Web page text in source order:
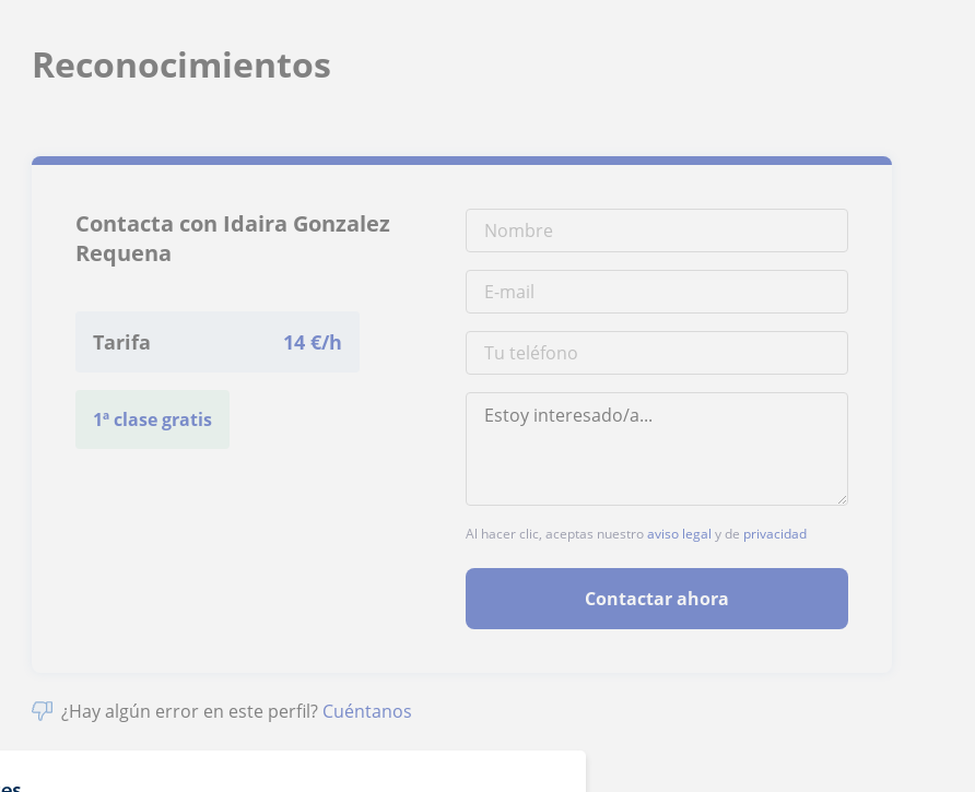
Reconocimientos
Contacta con Idaira Gonzalez
Requena
Tarifa 14 €/h
1ª clase gratis
Al hacer clic, aceptas nuestroaviso legal y de privacidad
Contactar ahora
¿Hay algún error en este perfil? Cuéntanos